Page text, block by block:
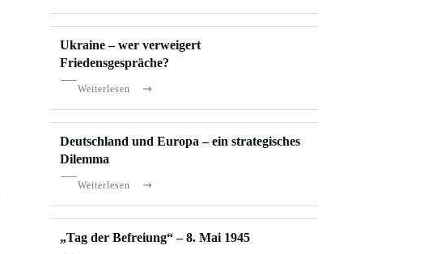
Ukraine – wer verweigert
Friedensgespräche?
Weiterlesen
Deutschland und Europa – ein strategisches
Dilemma
Weiterlesen
„Tag der Befreiung“ – 8. Mai 1945